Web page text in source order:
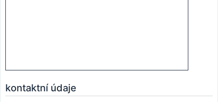
kontaktní údaje